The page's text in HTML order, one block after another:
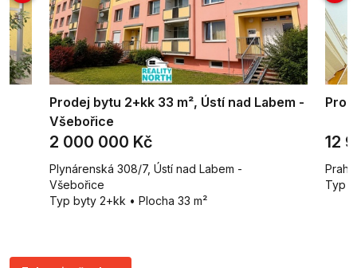
Prodej bytu 2+kk 33 m², Ústí nad Labem -
Všebořice
2 000 000 Kč
Plynárenská 308/7, Ústí nad Labem -
Všebořice
Typ byty 2+kk • Plocha 33 m²
12
Typ